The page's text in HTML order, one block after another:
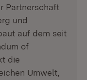
Partnerschaft
und
auf dem seit
of
die
Umwelt,